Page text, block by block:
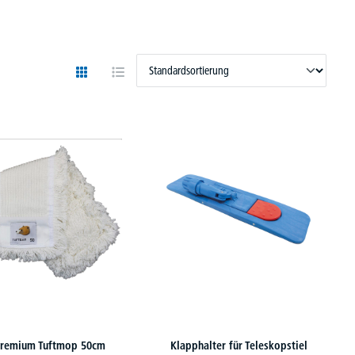
Tuftmop 50cm Klapphalter für Teleskopstiel